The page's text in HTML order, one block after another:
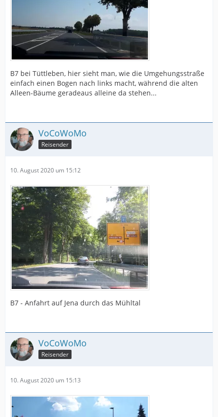
B7 bei Tüttleben, hier sieht man, wie die Umgehungsstraße
einfach einen Bogen nach links macht, während die alten
Alleen-Bäume geradeaus alleine da stehen...
VoCoWoMo
Reisender
10. August 2020 um 15:12
B7 - Anfahrt auf Jena durch das Mühltal
VoCoWoMo
Reisender
10. August 2020 um 15:13